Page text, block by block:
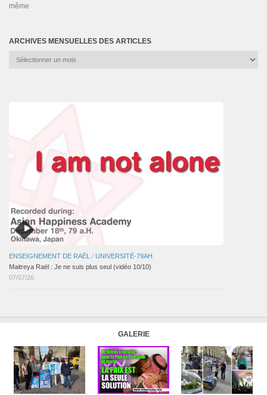
même
ARCHIVES MENSUELLES DES ARTICLES
Archives
ENSEIGNEMENT DE RAËL / UNIVERSITÉ-79AH
Maitreya Raël : Je ne suis plus seul (vidéo 10/10)
07/07/26
GALERIE